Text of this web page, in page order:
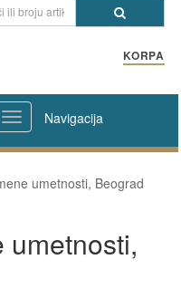
KORPA
Navigacija
umetnosti, Beograd
umetnosti,